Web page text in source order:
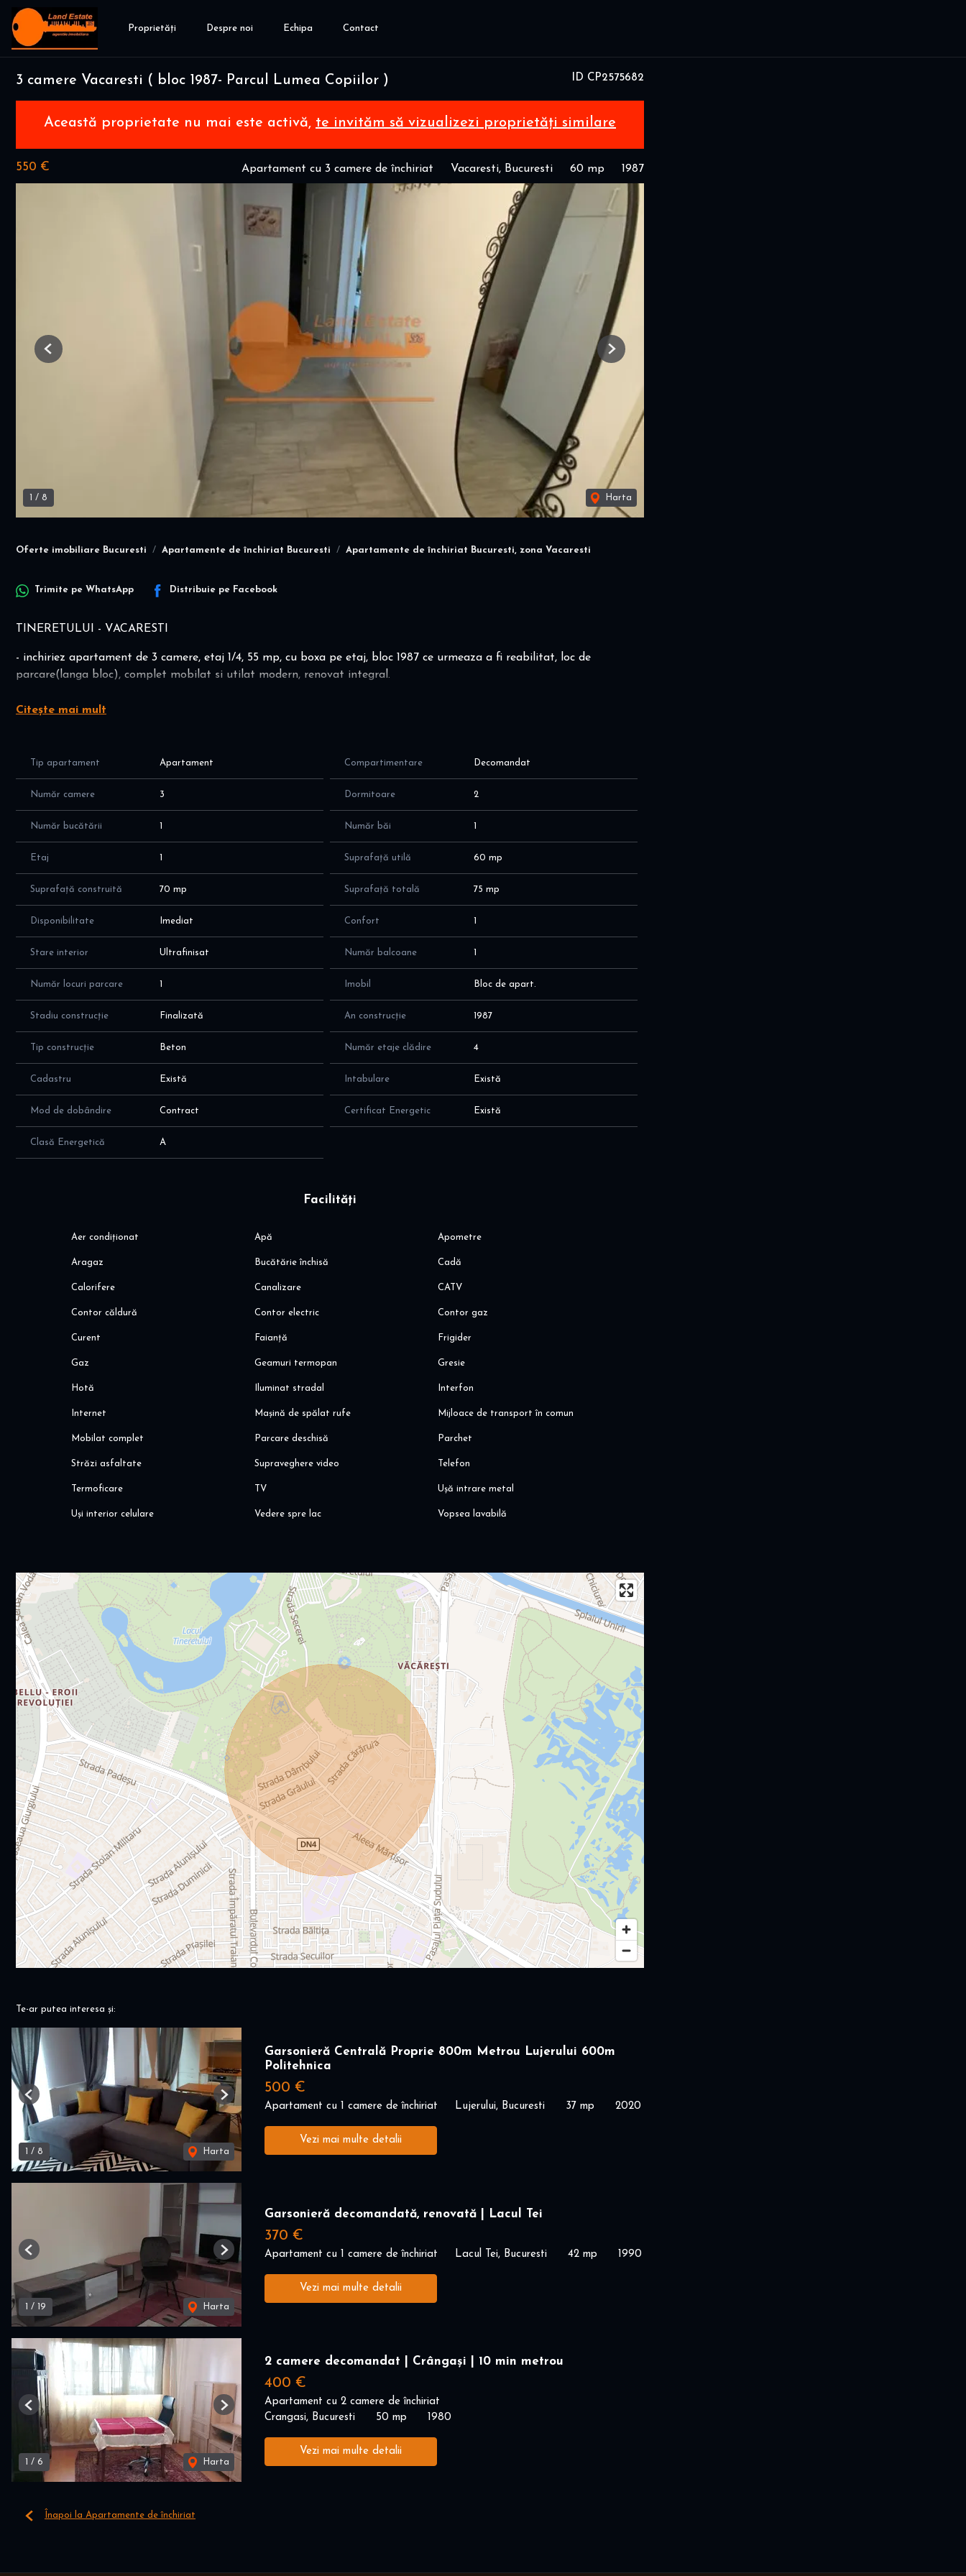
Proprietăți Despre noi Echipa Contact
ID CP2575682
3 camere Vacaresti ( bloc 1987- Parcul Lumea Copiilor )
Această proprietate nu mai este activă, te invităm să vizualizezi proprietăți similare
550 € Apartament cu 3 camere de închiriat Vacaresti, Bucuresti 60 mp 1987
/ 8 Harta
Previous Next
Oferte imobiliare Bucuresti Apartamente de închiriat Bucuresti Apartamente de închiriat Bucuresti, zona Vacaresti
Trimite pe WhatsApp Distribuie pe Facebook
TINERETULUI - VACARESTI
- inchiriez apartament de 3 camere, etaj 1/4, 55 mp, cu boxa pe etaj, bloc 1987 ce urmeaza a fi reabilitat, loc de
parcare(langa bloc), complet mobilat si utilat modern, renovat integral.
Datorita locatiei, veti beneficia de o priveliste superba catre gradina si Parcul Tineretului, veti beneficia de aer
In proximitate aveti acces la: mall Sun Plaza, parc, sala de sport (World Class-Asmita), supermarket (Mega Image
Shop&Go si Carrefour la 2 min.), farmacie, curatatorie, scoala, gradinita, multe optiuni de transport in comun (+metrou
la 500m), aproape de centru.
Apartamentul este liber incepand cu data de 16 iunie, este disponibil pentru vizionare acum.
sa va aduceti doar obiectele personale.
Inchirierea se face pe modelul 1+1, o luna in avans plus o luna garantie.
Pret 550 euro/luna inclus loc de parcare si boxa.
Citește mai mult
Tip apartament Apartament Compartimentare Decomandat
Număr camere 3 Dormitoare 2
Număr bucătării 1 Număr băi 1
Etaj 1 Suprafață utilă 60 mp
Suprafață construită 70 mp Suprafață totală 75 mp
Disponibilitate Imediat Confort 1
Stare interior Ultrafinisat Număr balcoane 1
Număr locuri parcare 1 Imobil Bloc de apart.
Stadiu construcție Finalizată An construcție 1987
Tip construcție Beton Număr etaje clădire 4
Cadastru Există Intabulare Există
Mod de dobândire Contract Certificat Energetic Există
Clasă Energetică A
Facilități
Aer condiționat Apă Apometre
Aragaz Bucătărie închisă Cadă
Calorifere Canalizare CATV
Contor căldură Contor electric Contor gaz
Curent Faianță Frigider
Gaz Geamuri termopan Gresie
Hotă Iluminat stradal Interfon
Internet Mașină de spălat rufe Mijloace de transport în comun
Mobilat complet Parcare deschisă Parchet
Străzi asfaltate Supraveghere video Telefon
Termoficare TV Ușă intrare metal
Uși interior celulare Vedere spre lac Vopsea lavabilă
Te-ar putea interesa și:
/ 8 Harta
Previous Next
Garsonieră Centrală Proprie 800m Metrou Lujerului 600m
Politehnica
500 €
Apartament cu 1 camere de închiriat Lujerului, Bucuresti 37 mp 2020
Vezi mai multe detalii
/ 19 Harta
Previous Next
Garsonieră decomandată, renovată | Lacul Tei
370 €
Apartament cu 1 camere de închiriat Lacul Tei, Bucuresti 42 mp 1990
Vezi mai multe detalii
/ 6 Harta
Previous Next
2 camere decomandat | Crângași | 10 min metrou
400 €
Apartament cu 2 camere de închiriat
Crangasi, Bucuresti
50 mp 1980
Vezi mai multe detalii
Înapoi la Apartamente de închiriat